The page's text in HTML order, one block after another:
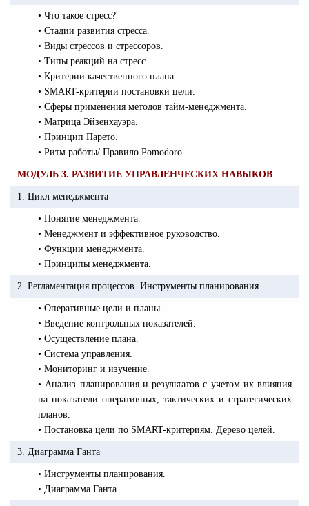
• Что такое стресс?
• Стадии развития стресса.
• Виды стрессов и стрессоров.
• Типы реакций на стресс.
• Критерии качественного плана.
• SMART-критерии постановки цели.
• Сферы применения методов тайм-менеджмента.
• Матрица Эйзенхауэра.
• Принцип Парето.
• Ритм работы/ Правило Pomodoro.
МОДУЛЬ 3. РАЗВИТИЕ УПРАВЛЕНЧЕСКИХ НАВЫКОВ
1. Цикл менеджмента
• Понятие менеджмента.
• Менеджмент и эффективное руководство.
• Функции менеджмента.
• Принципы менеджмента.
2. Регламентация процессов. Инструменты планирования
• Оперативные цели и планы.
• Введение контрольных показателей.
• Осуществление плана.
• Система управления.
• Мониторинг и изучение.
• Анализ планирования и результатов с учетом их влияния
на показатели оперативных, тактических и стратегических
планов.
• Постановка цели по SMART-критериям. Дерево целей.
3. Диаграмма Ганта
• Инструменты планирования.
• Диаграмма Ганта.